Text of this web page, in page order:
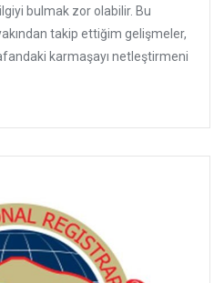
bulmak zor olabilir. Bu
takip ettiğim gelişmeler,
karmaşayı netleştirmeni